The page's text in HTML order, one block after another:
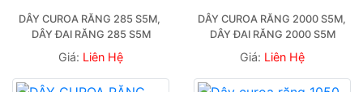
DÂY CUROA RĂNG 285 S5M,
DÂY ĐAI RĂNG 285 S5M
Giá: Liên Hệ
DÂY CUROA RĂNG 2000 S5M,
DÂY ĐAI RĂNG 2000 S5M
Giá: Liên Hệ